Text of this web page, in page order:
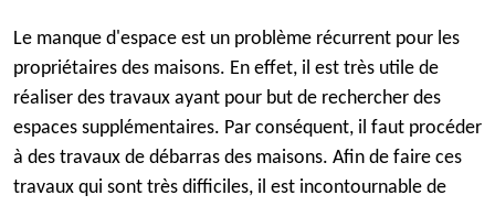
Le manque d'espace est un problème récurrent pour les
propriétaires des maisons. En effet, il est très utile de
réaliser des travaux ayant pour but de rechercher des
espaces supplémentaires. Par conséquent, il faut procéder
à des travaux de débarras des maisons. Afin de faire ces
travaux qui sont très difficiles, il est incontournable de